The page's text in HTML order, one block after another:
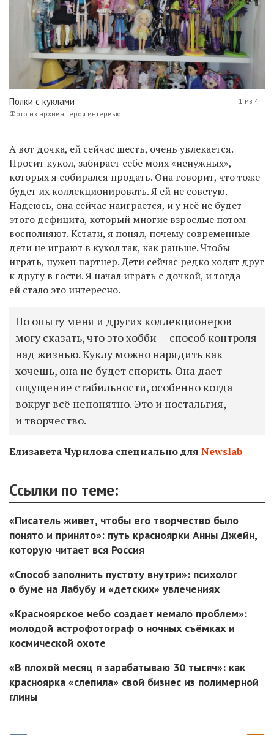
Полки с куклами
Фото из архива героя интервью
1 из 4
А вот дочка, ей сейчас шесть, очень увлекается.
Просит кукол, забирает себе моих «ненужных»,
которых я собирался продать. Она говорит, что тоже
будет их коллекционировать. Я ей не советую.
Надеюсь, она сейчас наиграется, и у неё не будет
этого дефицита, который многие взрослые потом
восполняют. Кстати, я понял, почему современные
дети не играют в кукол так, как раньше. Чтобы
играть, нужен партнер. Дети сейчас редко ходят друг
к другу в гости. Я начал играть с дочкой, и тогда
ей стало это интересно.
По опыту меня и других коллекционеров
могу сказать, что это хобби — способ контроля
над жизнью. Куклу можно нарядить как
хочешь, она не будет спорить. Она дает
ощущение стабильности, особенно когда
вокруг всё непонятно. Это и ностальгия,
и творчество.
Елизавета Чурилова специально для Newslab
Ссылки по теме:
«Писатель живет, чтобы его творчество было
понято и принято»: путь красноярки Анны Джейн,
которую читает вся Россия
«Способ заполнить пустоту внутри»: психолог
о буме на Лабубу и «детских» увлечениях
«Красноярское небо создает немало проблем»:
молодой астрофотограф о ночных съёмках и
космической охоте
«В плохой месяц я зарабатываю 30 тысяч»: как
красноярка «слепила» свой бизнес из полимерной
глины